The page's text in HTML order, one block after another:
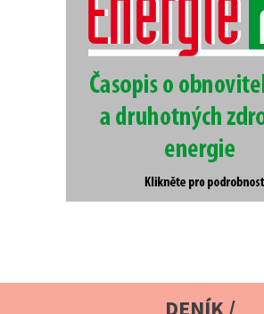
DENÍK /